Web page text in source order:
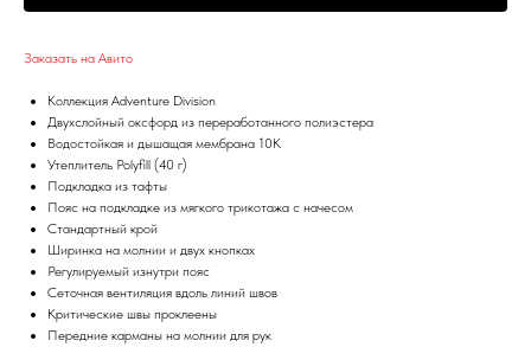
Заказать на Авито
Коллекция Adventure Division
Двухслойный оксфорд из переработанного полиэстера
Водостойкая и дышащая мембрана 10K
Утеплитель Polyfill (40 г)
Подкладка из тафты
Пояс на подкладке из мягкого трикотажа с начесом
Стандартный крой
Ширинка на молнии и двух кнопках
Регулируемый изнутри пояс
Сеточная вентиляция вдоль линий швов
Критические швы проклеены
Передние карманы на молнии для рук